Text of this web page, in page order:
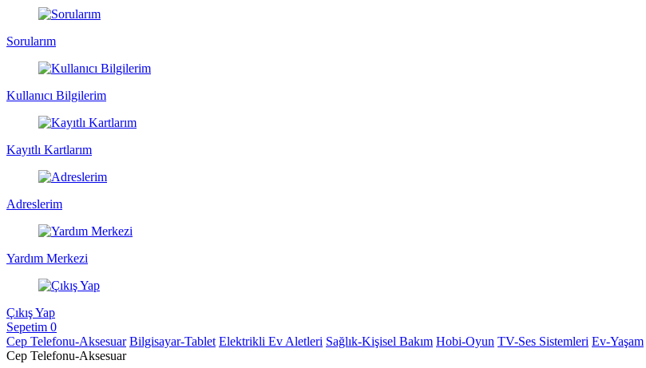
Sorularım
Kullanıcı Bilgilerim
Kayıtlı Kartlarım
Adreslerim
Yardım Merkezi
Çıkış Yap
Sepetim 0
Cep Telefonu-Aksesuar Bilgisayar-Tablet Elektrikli Ev Aletleri Sağlık-Kişisel Bakım Hobi-Oyun TV-Ses Sistemleri Ev-Yaşam
Cep Telefonu-Aksesuar